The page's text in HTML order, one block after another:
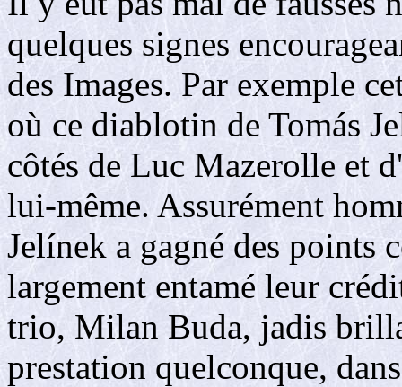
quelques signes
des Images. Par exemple
où ce diablotin de Tomás
côtés de Luc Mazerolle et
lui-même. Assurément
Jelínek a gagné des points
largement entamé leur
trio, Milan Buda, jadis
prestation quelconque,